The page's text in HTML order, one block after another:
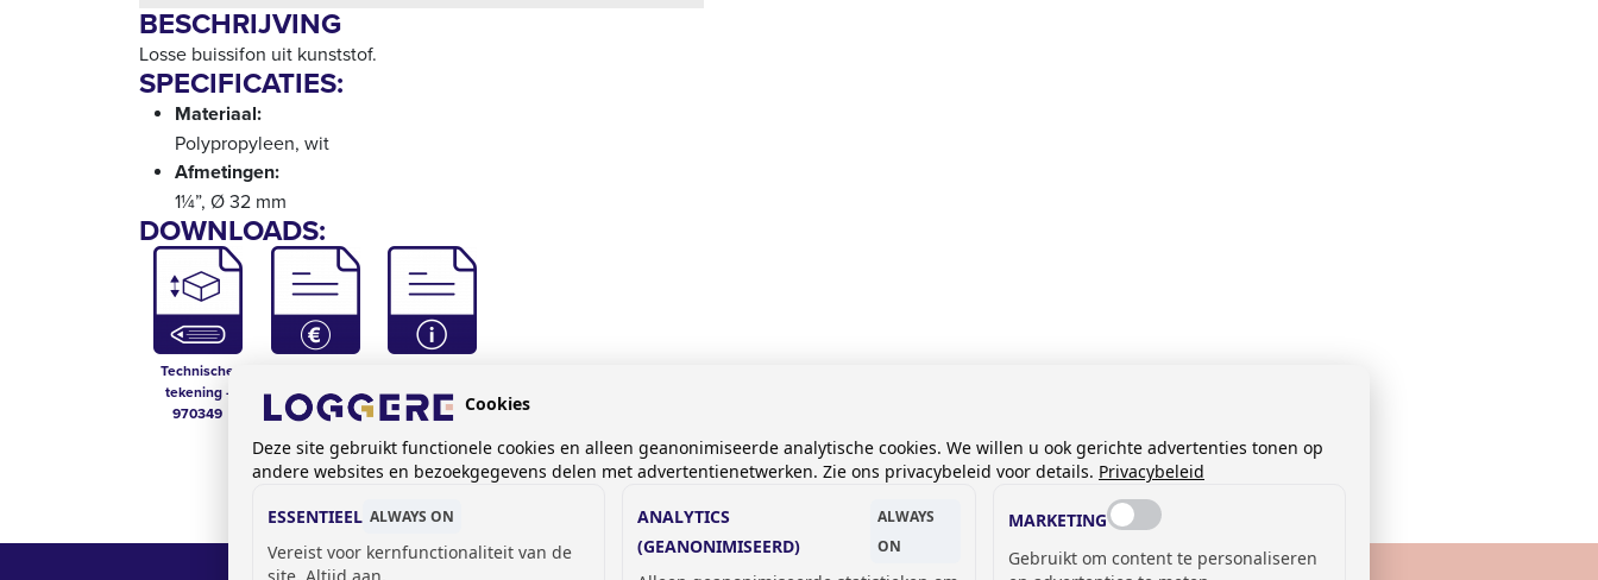
BESCHRIJVING
Losse buissifon uit kunststof.
SPECIFICATIES:
Materiaal:
Polypropyleen, wit
Afmetingen:
1¼”, Ø 32 mm
DOWNLOADS:
Technische
tekening -
970349
- 970349
Cookies
Deze site gebruikt functionele cookies en alleen geanonimiseerde analytische cookies. We willen u ook gerichte advertenties tonen op
andere websites en bezoekgegevens delen met advertentienetwerken. Zie ons privacybeleid voor details. Privacybeleid
ESSENTIEEL ALWAYS ON
Vereist voor kernfunctionaliteit van de
ANALYTICS
(GEANONIMISEERD)
ALWAYS
ON
MARKETING
Gebruikt om content te personaliseren